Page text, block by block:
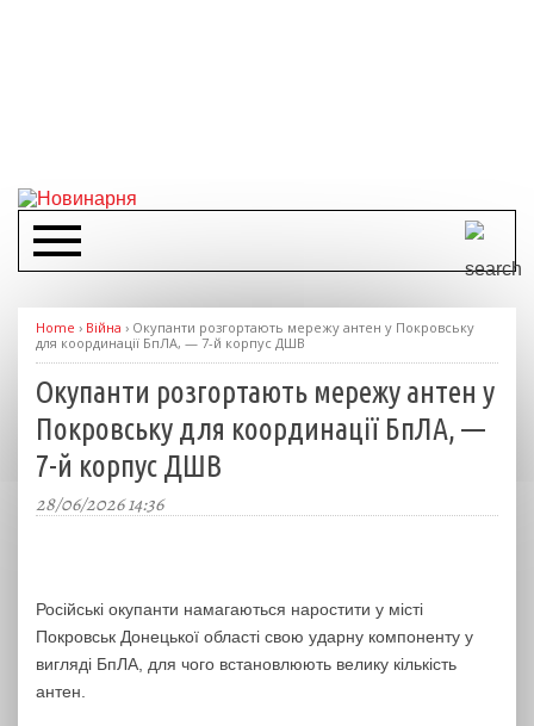
Home › Війна › Окупанти розгортають мережу антен у Покровську
для координації БпЛА, — 7-й корпус ДШВ
Окупанти розгортають мережу антен у
Покровську для координації БпЛА, —
7-й корпус ДШВ
28/06/2026 14:36
Російські окупанти намагаються наростити у місті
Покровськ Донецької області свою ударну компоненту у
вигляді БпЛА, для чого встановлюють велику кількість
антен.